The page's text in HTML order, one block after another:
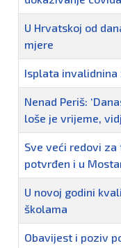
U Hrvatskoj od
mjere
Isplata invalidnina
Nenad Periš:
loše je vrijeme,
Sve veći redovi za
potvrđen i u
U novoj godini
školama
Obavijest i poziv